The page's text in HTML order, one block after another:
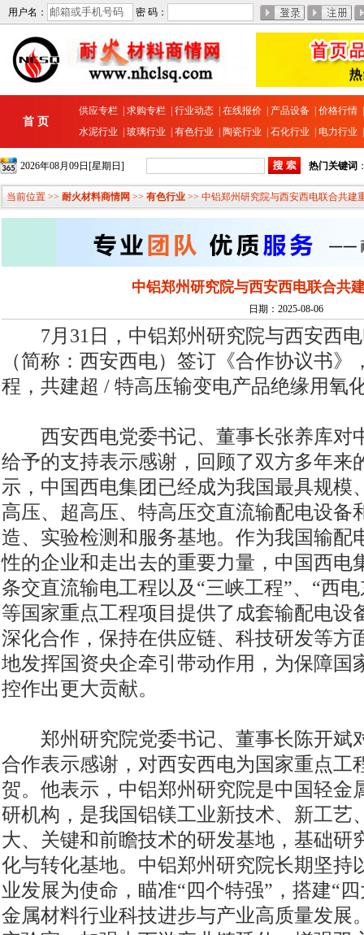
用户名： 密 码：
首 页
供应专栏 求购专栏 行业动态 在线报价 产品设备 价格行情
水泥行业
玻璃行业 有色行业 陶瓷行业 石化行业 电力行业
2026年08月09日[星期日] 热门关键词
当前位置 >> 耐火材料商情网 >> 有色行业 >> 中铝郑州研究院与西安西电联合共建
中铝郑州研究院与西安西电联合共
日期：2025-08-06
7月31日，中铝郑州研究院与西安西电
（简称：西安西电）签订《合作协议书
程，共建超 / 特高压输变电产品绝缘用氧
西安西电党委书记、董事长张养库对
给予的支持表示感谢，回顾了双方多年来
示，中国西电集团已经成为我国最具规模
高压、超高压、特高压交直流输配电设备
造、实验检测和服务基地。作为我国输配
性的企业和走出去的重要力量，中国西电
条交直流输电工程以及“三峡工程”、“西
等国家重点工程项目提供了成套输配电设
深化合作，保持在供应链、科技研发等方
地发挥国资央企牵引带动作用，为保障国
控作出更大贡献。
郑州研究院党委书记、董事长陈开斌
合作表示感谢，对西安西电为国家重点工
贺。他表示，中铝郑州研究院是中国轻金
研机构，是我国铝镁工业新技术、新工艺
大、关键和前瞻技术的研发基地，基础研
化与转化基地。中铝郑州研究院长期坚持
业发展为使命，瞄准“四个特强”，搭建“
金属材料行业科技进步与产业高质量发展